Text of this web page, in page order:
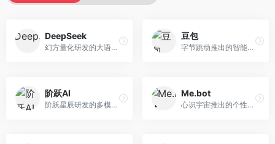
DeepSeek
幻方量化研发的大语言模型平台，专注于深度推理和代码生成能力。面向开发者、研究人员和技术爱好者，提供强大的逻辑推理和数学计算功能，开源生态完善，API接口友好。
豆包
字节跳动推出的智能对话助手平台，提供文本创作、知识问答、英语学习等多种AI服务。面向普通用户和内容创作者，支持多轮对话和文件解析，免费使用，响应速度快，中文理解能力强。
阶跃AI
阶跃星辰研发的多模态大模型平台，支持文本、图像、视频的综合理解与生成。面向创作者和企业客户，提供内容创作、智能分析等服务，多模态能力突出。
Me.bot
心识宇宙推出的个性化AI伴侣，专注于情感交互和个人助理服务。面向个人用户，支持日程管理、情感陪伴、知识问答等功能，交互体验人性化。